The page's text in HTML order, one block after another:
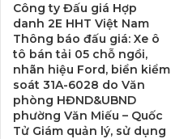
Công ty Đấu giá Hợp
danh 2E HHT Việt Nam
Thông báo đấu giá: Xe ô
tô bán tải 05 chỗ ngồi,
nhãn hiệu Ford, biển kiểm
soát 31A-6028 do Văn
phòng HĐND&UBND
phường Văn Miếu – Quốc
Tử Giám quản lý, sử dụng